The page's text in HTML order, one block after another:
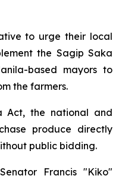
to urge their local
the Sagip Saka
based mayors to
the farmers.
Act, the national and
produce directly
public bidding.
Francis "Kiko"